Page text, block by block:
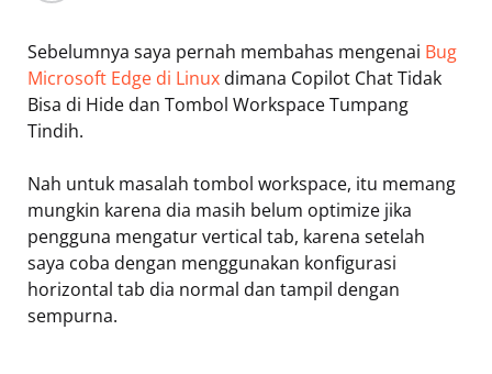
Sebelumnya saya pernah membahas mengenai Bug
Microsoft Edge di Linux dimana Copilot Chat Tidak
Bisa di Hide dan Tombol Workspace Tumpang
Tindih.
Nah untuk masalah tombol workspace, itu memang
mungkin karena dia masih belum optimize jika
pengguna mengatur vertical tab, karena setelah
saya coba dengan menggunakan konfigurasi
horizontal tab dia normal dan tampil dengan
sempurna.